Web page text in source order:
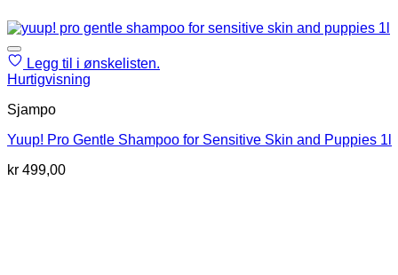
Legg til i ønskelisten.
Hurtigvisning
Sjampo
Yuup! Pro Gentle Shampoo for Sensitive Skin and Puppies 1l
kr 499,00